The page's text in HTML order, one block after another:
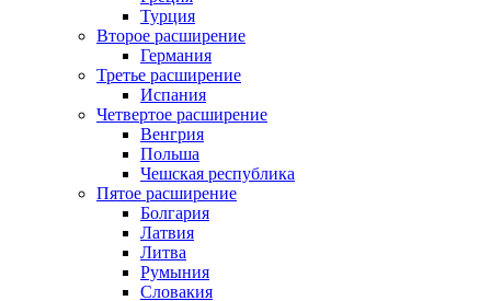
Турция
Второе расширение
Германия
Третье расширение
Испания
Четвертое расширение
Венгрия
Польша
Чешская республика
Пятое расширение
Болгария
Латвия
Литва
Румыния
Словакия